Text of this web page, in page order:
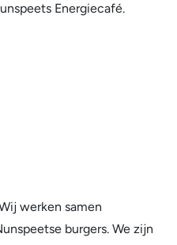
Energiecafé.
werken samen
burgers. We zijn